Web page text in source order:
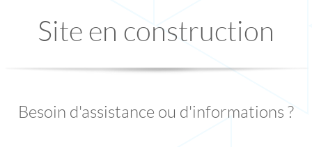
Site en construction
Besoin d'assistance ou d'informations ?